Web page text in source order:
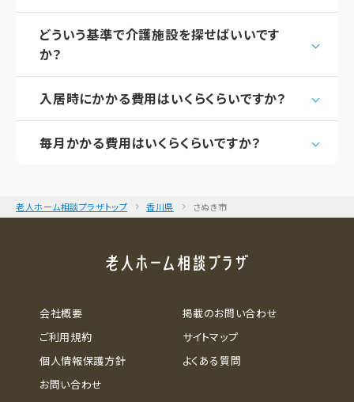
どういう基準で介護施設を探せばいいです
か？
入居時にかかる費用はいくらくらいですか？
毎月かかる費用はいくらくらいですか？
老人ホーム相談プラザトップ 香川県 さぬき市
会社概要
ご利用規約
個人情報保護方針
お問い合わせ
掲載のお問い合わせ
サイトマップ
よくある質問